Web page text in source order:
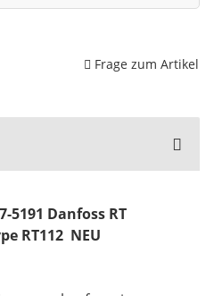
Frage zum Artikel
5191 Danfoss RT
RT112 NEU